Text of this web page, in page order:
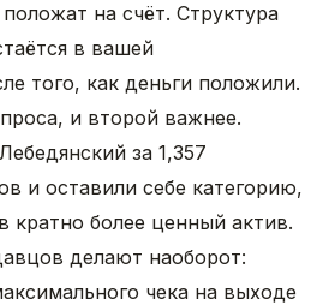
на счёт. Структура
в вашей
того, как деньги положили.
и второй важнее.
за 1,357
и оставили себе категорию,
кратно более ценный актив.
делают наоборот:
чека на выходе